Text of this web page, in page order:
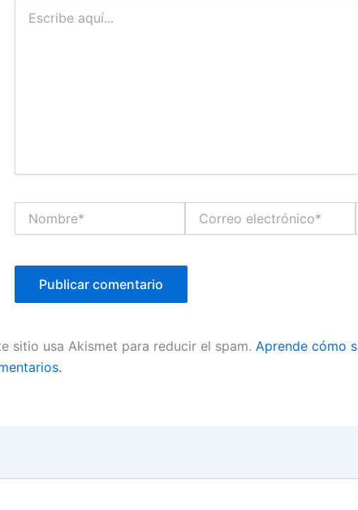
aquí...
electrónico*
sitio usa Akismet para reducir el spam. Aprende cómo